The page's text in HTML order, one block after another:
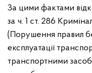
За цими фактами
за ч. 1 ст. 286
(Порушення правил
експлуатації
транспортними